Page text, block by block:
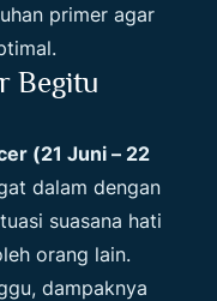
primer agar
Begitu
(21 Juni – 22
dalam dengan
suasana hati
orang lain.
dampaknya